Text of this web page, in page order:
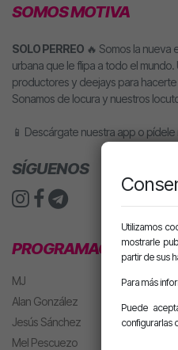
SOMOS MOTIVA
SOLO PERREO 🔥 Somos la nueva
urbana que le flipa a todo el mundo.
productores y deejays para
Sonamos de locura y nuestros
📱 Descárgate nuestra app o
SÍGUENOS
PROGRAMACIÓN
MJ
Alan González
Jesús Sánchez
Mel Pescuezo
Utilizamos
mostrarle
partir de sus
Para más
Puede
configurarlas